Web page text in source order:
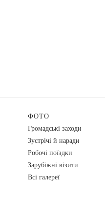
ФОТО
Громадські заходи
Зустрічі й наради
Робочі поїздки
Зарубіжні візити
Всі галереї